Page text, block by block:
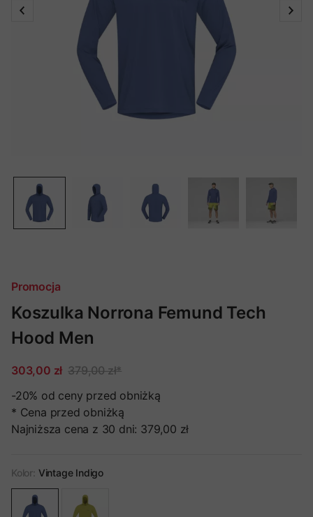
Promocja
Koszulka Norrona Femund Tech
Hood Men
303,00 zł 379,00 zł*
-20% od ceny przed obniżką
* Cena przed obniżką
Najniższa cena z 30 dni: 379,00 zł
Kolor: Vintage Indigo